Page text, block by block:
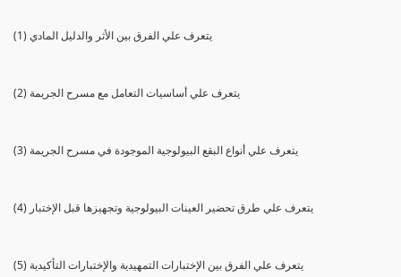
(1) يتعرف علي الفرق بين الأثر والدليل المادي
(2) يتعرف علي أساسيات التعامل مع مسرح الجريمة
(3) يتعرف علي أنواع البقع البيولوجية الموجودة في مسرح الجريمة
(4) يتعرف علي طرق تحضير العينات البيولوجية وتجهيزها قبل الإختبار
(5) يتعرف علي الفرق بين الإختبارات التمهيدية والإختبارات التأكيدية